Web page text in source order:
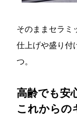
そのままセラミ
仕上げや盛り付
つ。
高齢でも安
これからの